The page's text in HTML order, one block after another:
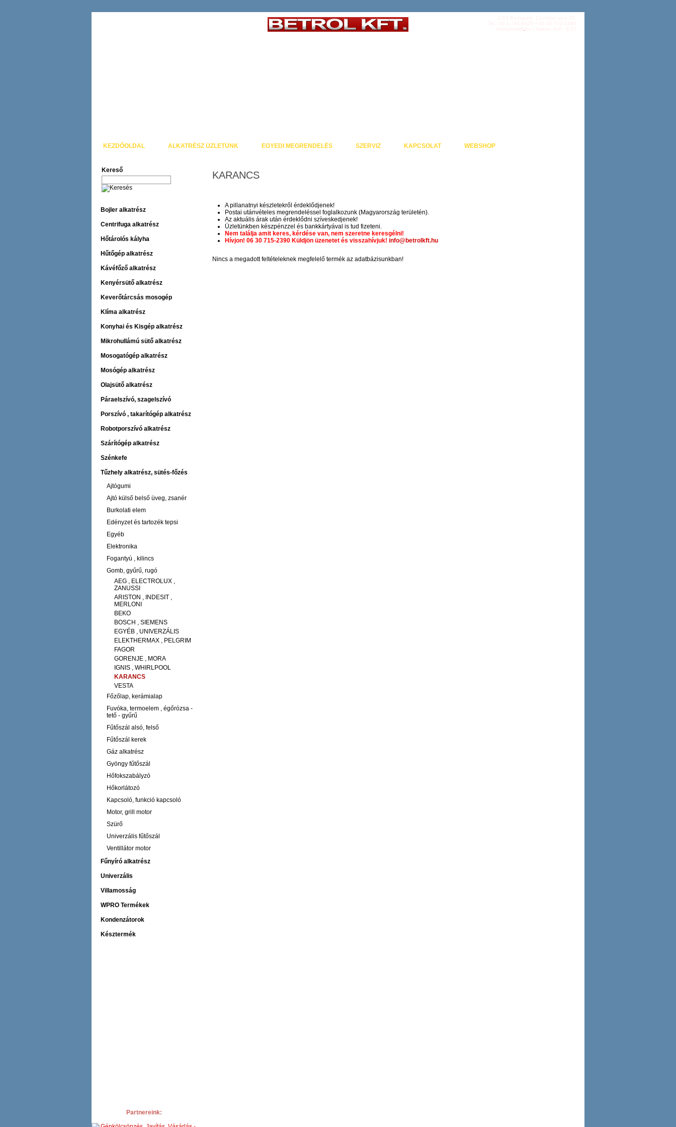
KEZDŐOLDAL ALKATRÉSZ ÜZLETÜNK EGYEDI MEGRENDELÉS SZERVIZ KAPCSOLAT WEBSHOP
Kereső
Bojler alkatrész
Centrifuga alkatrész
Hőtárolós kályha
Hűtőgép alkatrész
Kávéfőző alkatrész
Kenyérsütő alkatrész
Keverőtárcsás mosogép
Klíma alkatrész
Konyhai és Kisgép alkatrész
Mikrohullámú sütő alkatrész
Mosogatógép alkatrész
Mosógép alkatrész
Olajsütő alkatrész
Páraelszívó, szagelszívó
Porszívó , takarítógép alkatrész
Robotporszívó alkatrész
Szárítógép alkatrész
Szénkefe
Tűzhely alkatrész, sütés-főzés
Ajtógumi
Ajtó külső belső üveg, zsanér
Burkolati elem
Edényzet és tartozék tepsi
Egyéb
Elektronika
Fogantyú , kilincs
Gomb, gyűrű, rugó
AEG , ELECTROLUX ,
ZANUSSI
ARISTON , INDESIT ,
MERLONI
BEKO
BOSCH , SIEMENS
EGYÉB , UNIVERZÁLIS
ELEKTHERMAX , PELGRIM
FAGOR
GORENJE , MORA
IGNIS , WHIRLPOOL
KARANCS
VESTA
Főzőlap, kerámialap
Fuvóka, termoelem , égőrózsa -
tető - gyűrű
Fűtőszál alsó, felső
Fűtőszál kerek
Gáz alkatrész
Gyöngy fűtőszál
Hőfokszabályzó
Hőkorlátozó
Kapcsoló, funkció kapcsoló
Motor, grill motor
Szürő
Univerzális fűtőszál
Ventillátor motor
Fűnyíró alkatrész
Univerzális
Villamosság
WPRO Termékek
Kondenzátorok
Késztermék
Partnereink:
KARANCS
A pillanatnyi készletekről érdeklődjenek!
Postai utánvételes megrendeléssel foglalkozunk (Magyarország területén).
Az aktuális árak után érdeklődni szíveskedjenek!
Üzletünkben készpénzzel és bankkártyával is tud fizeteni.
Nem találja amit keres, kérdése van, nem szeretne keresgélni!
Hívjon! 06 30 715-2390 Küldjön üzenetet és visszahívjuk! info@betrolkft.hu
Nincs a megadott feltételeknek megfelelő termék az adatbázisunkban!